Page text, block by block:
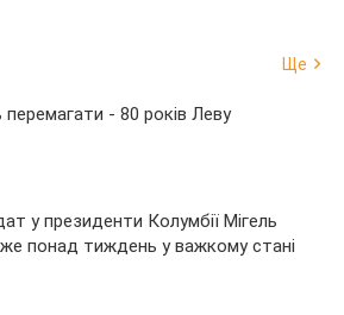
Ще
- 80 років Леву
у президенти Колумбії Мігель
понад тиждень у важкому стані